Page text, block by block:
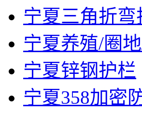
宁夏三角折弯
宁夏养殖/圈
宁夏锌钢护栏
宁夏358加密